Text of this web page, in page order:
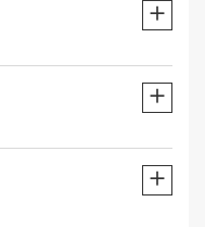
＋
＋
＋